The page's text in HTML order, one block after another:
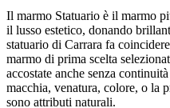
Il marmo Statuario è il marmo
il lusso estetico, donando
statuario di Carrara fa
marmo di prima scelta
accostate anche senza
macchia, venatura, colore, o la
sono attributi naturali.